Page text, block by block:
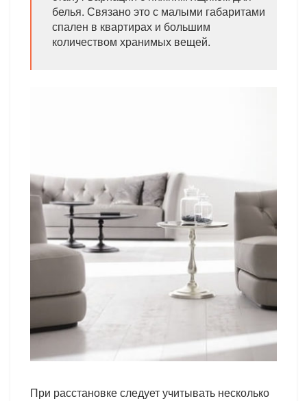
белья. Связано это с малыми габаритами
спален в квартирах и большим
количеством хранимых вещей.
При расстановке следует учитывать несколько